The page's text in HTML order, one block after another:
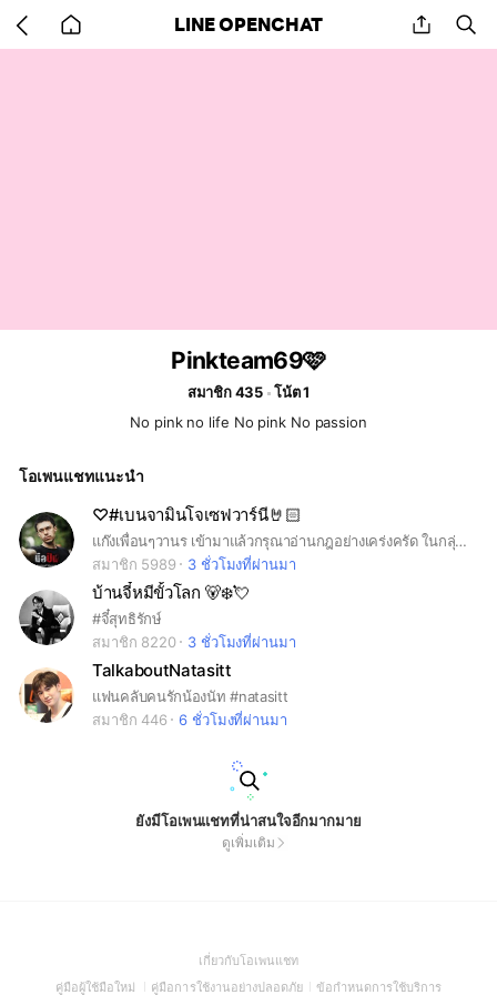
back
to
LINE OPENCHAT share
Pinkteam69🩷
สมาชิก 435
โน้ต 1
No pink no life No pink No passion
โอเพนแชทแนะนำ
♡#เบนจามินโจเซฟวาร์นี🤘🏻
แก๊งเพื่อนๆวานร เข้ามาแล้วกรุณาอ่านกฎอย่างเคร่งครัด ในกลุ่มนี้มีพี่เบนกรุณาทำตามกฎกันด้วยนะ💞 (#chipmunkben)
สมาชิก 5989
3 ชั่วโมงที่ผ่านมา
บ้านจี๋หมีขั้วโลก 🐻‍❄️💘
#จี๋สุทธิรักษ์
สมาชิก 8220
3 ชั่วโมงที่ผ่านมา
TalkaboutNatasitt
แฟนคลับคนรักน้องนัท #natasitt
สมาชิก 446
6 ชั่วโมงที่ผ่านมา
ยังมีโอเพนแชทที่น่าสนใจอีกมากมาย
ดูเพิ่มเติม
เกี่ยวกับโอเพนแชท(Open
in
คู่มือผู้ใช้มือใหม่ (Open
คู่มือการใช้งานอย่างปลอดภัย(Open
ข้อกำหนดการใช้บริการ(Open